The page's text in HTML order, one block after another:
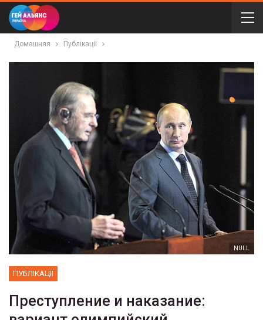
Домашняя Публікації
NULL
ПУБЛІКАЦІЇ
Преступление и наказание: